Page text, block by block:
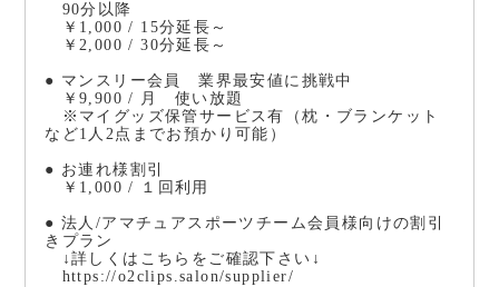
90分以降
￥1,000 / 15分延長～
￥2,000 / 30分延長～
● マンスリー会員 業界最安値に挑戦中
￥9,900 / 月 使い放題
※マイグッズ保管サービス有（枕・ブランケット
など1人2点までお預かり可能）
● お連れ様割引
￥1,000 / １回利用
● 法人/アマチュアスポーツチーム会員様向けの割引
きプラン
↓詳しくはこちらをご確認下さい↓
https://o2clips.salon/supplier/